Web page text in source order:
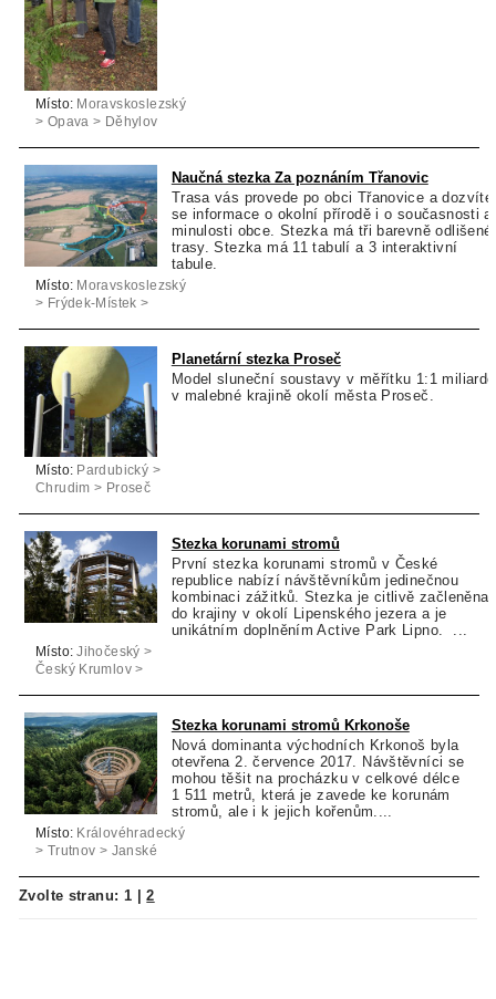
Místo: Moravskoslezský
> Opava > Děhylov
Naučná stezka Za poznáním Třanovic
Trasa vás provede po obci Třanovice a dozvíte
se informace o okolní přírodě i o současnosti a
minulosti obce. Stezka má tři barevně odlišené
trasy. Stezka má 11 tabulí a 3 interaktivní
tabule.
Místo: Moravskoslezský
> Frýdek-Místek >
Planetární stezka Proseč
Model sluneční soustavy v měřítku 1:1 miliardě
v malebné krajině okolí města Proseč.
Místo: Pardubický >
Chrudim > Proseč
Stezka korunami stromů
První stezka korunami stromů v České
republice nabízí návštěvníkům jedinečnou
kombinaci zážitků. Stezka je citlivě začleněna
do krajiny v okolí Lipenského jezera a je
unikátním doplněním Active Park Lipno. ...
Místo: Jihočeský >
Český Krumlov >
Stezka korunami stromů Krkonoše
Nová dominanta východních Krkonoš byla
otevřena 2. července 2017. Návštěvníci se
mohou těšit na procházku v celkové délce
1 511 metrů, která je zavede ke korunám
stromů, ale i k jejich kořenům....
Místo: Královéhradecký
> Trutnov > Janské
Zvolte stranu: 1 |2